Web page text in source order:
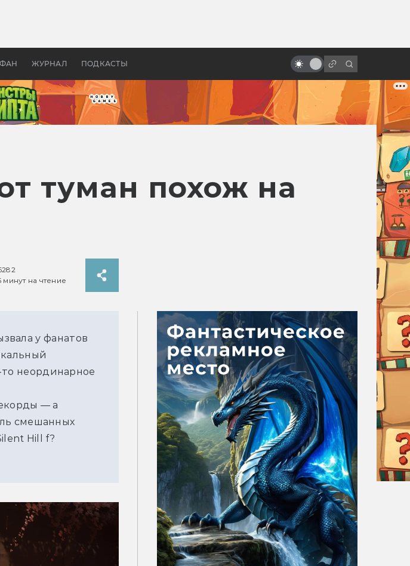
ФАН ЖУРНАЛ ПОДКАСТЫ
бы «Властелина колец»
Лавкрафт
туман похож на
минут на чтение
у фанатов
неординарное
— а
смешанных
Hill f?